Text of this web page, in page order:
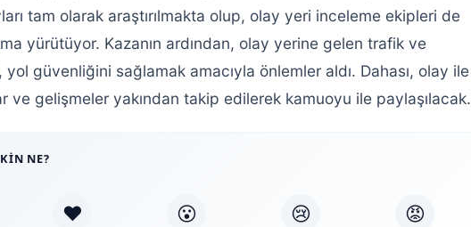
tam olarak araştırılmakta olup, olay yeri inceleme ekipleri de
yürütüyor. Kazanın ardından, olay yerine gelen trafik ve
güvenliğini sağlamak amacıyla önlemler aldı. Dahası, olay ile
ve gelişmeler yakından takip edilerek kamuoyu ile paylaşılacak.
NE?
❤️ 😮 😢 😡